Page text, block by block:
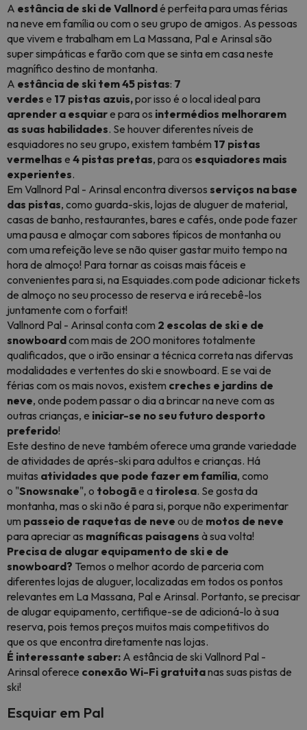
A estância de ski de Vallnordé perfeita para umas férias
na neve em família ou com o seu grupo de amigos. As pessoas
que vivem e trabalham em La Massana, Pal e Arinsal são
super simpáticas e farão com que se sinta em casa neste
magnífico destino de montanha.
A estância de ski tem 45 pistas: 7
verdes e 17 pistas azuis,por isso é o local ideal para
aprender a esquiare para os intermédios melhorarem
as suas habilidades. Se houver diferentes níveis de
esquiadores no seu grupo, existem também 17 pistas
vermelhas e 4 pistas pretas, para os esquiadores mais
experientes.
Em Vallnord Pal - Arinsal encontra diversos serviços na base
das pistas, como guarda-skis, lojas de aluguer de material,
casas de banho, restaurantes, bares e cafés, onde pode fazer
uma pausa e almoçar com sabores típicos de montanha ou
com uma refeição leve se não quiser gastar muito tempo na
hora de almoço! Para tornar as coisas mais fáceis e
convenientes para si, na Esquiades.com pode adicionar tickets
de almoço no seu processo de reserva e irá recebê-los
juntamente com o forfait!
Vallnord Pal - Arinsal conta com 2 escolas de ski e de
snowboardcom mais de 200 monitores totalmente
qualificados, que o irão ensinar a técnicacorreta nas difervas
modalidades e vertentes do ski e snowboard. E se vai de
férias com os mais novos, existem creches e jardins de
neve, onde podem passar o dia a brincar na neve com as
outras crianças, e iniciar-se no seu futuro desporto
preferido!
Este destino de neve também oferece uma grande variedade
de atividades de aprés-ski para adultos e crianças. Há
muitas atividades que pode fazer em família, como
o "Snowsnake", o tobogãe a tirolesa. Se gosta da
montanha, mas o ski não é para si, porque não experimentar
um passeio de raquetas de neve ou de motos de neve
para apreciar as magníficas paisagens à sua volta!
Precisa de alugar equipamento de ski e de
snowboard? Temos o melhor acordo de parceria com
diferentes lojas de aluguer, localizadas em todos os pontos
relevantes em La Massana, Pal e Arinsal. Portanto, se precisar
de alugar equipamento, certifique-se de adicioná-lo à sua
reserva, pois temos preços muitos mais competitivos do
que os que encontradiretamente nas lojas.
É interessante saber: A estância de ski Vallnord Pal -
Arinsal oferece conexão Wi-Fi gratuitanas suas pistas de
ski!
Esquiar em Pal